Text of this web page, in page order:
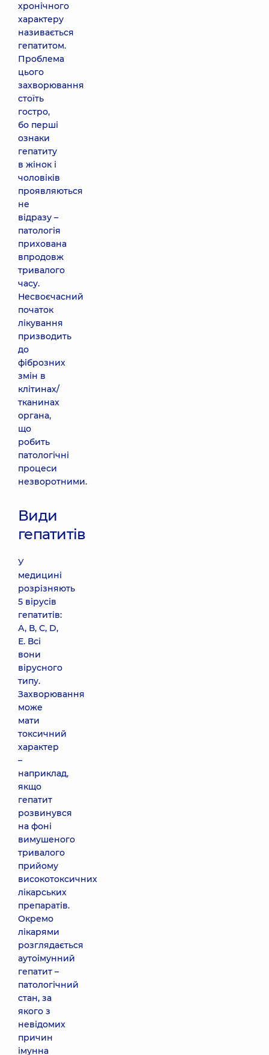
хронічного
характеру
називається
гепатитом.
Проблема
цього
захворювання
стоїть
гостро,
бо перші
ознаки
гепатиту
в жінок і
чоловіків
проявляються
не
відразу –
патологія
прихована
впродовж
тривалого
часу.
Несвоєчасний
початок
лікування
призводить
до
фіброзних
змін в
клітинах/
тканинах
органа,
що
робить
патологічні
процеси
незворотними.
Види
гепатитів
У
медицині
розрізняють
5 вірусів
гепатитів:
А, В, С, D,
Е. Всі
вони
вірусного
типу.
Захворювання
може
мати
токсичний
характер
–
наприклад,
якщо
гепатит
розвинувся
на фоні
вимушеного
тривалого
прийому
високотоксичних
лікарських
препаратів.
Окремо
лікарями
розглядається
аутоімунний
гепатит –
патологічний
стан, за
якого з
невідомих
причин
імунна